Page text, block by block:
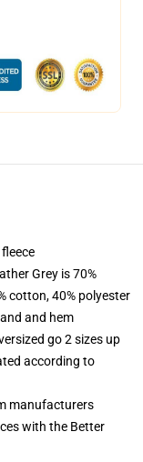
Grey is 70%
cotton, 40% polyester
and hem
go 2 sizes up
according to
manufacturers
with the Better